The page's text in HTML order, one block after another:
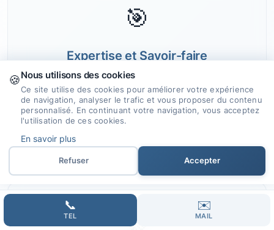
🎯
Expertise et Savoir-faire
Faites confiance à notre expérience et
compétences pour concevoir un site
internet qui saura mettre en valeur votre
🤝
📞
TEL
✉️
MAIL
🍪Nous utilisons des cookies
Ce site utilise des cookies pour améliorer votre expérience
de navigation, analyser le trafic et vous proposer du contenu
personnalisé. En continuant votre navigation, vous acceptez
l'utilisation de ces cookies.
En savoir plus
Refuser Accepter